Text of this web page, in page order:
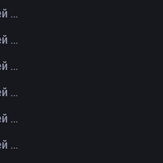
Краткий обзор криптоновостей FameEX за сегодня | 5 августа 2026 г
Краткий обзор криптоновостей FameEX за сегодня | 4 августа 2026 г
Краткий обзор криптоновостей FameEX за сегодня | 3 августа 2026 г
Краткий обзор криптоновостей FameEX за сегодня | 31 июля 2026 г
Краткий обзор криптоновостей FameEX за сегодня | 30 июля 2026 г
Краткий обзор криптоновостей FameEX за сегодня | 29 июля 2026 г